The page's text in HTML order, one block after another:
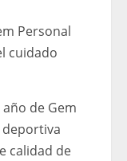
Personal
cuidado
de Gem
calidad de